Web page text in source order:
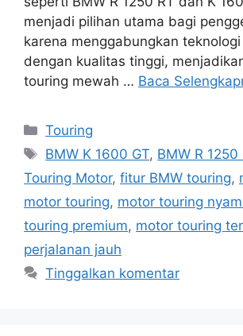
menjadi pilihan utama bagi
karena menggabungkan
dengan kualitas tinggi,
touring mewah … Baca
Kategori
Touring
Tag
BMW K 1600 GT, BMW R 1250
Touring Motor, fitur BMW touring,
motor touring, motor touring
touring premium, motor touring
perjalanan jauh
Tinggalkan komentar